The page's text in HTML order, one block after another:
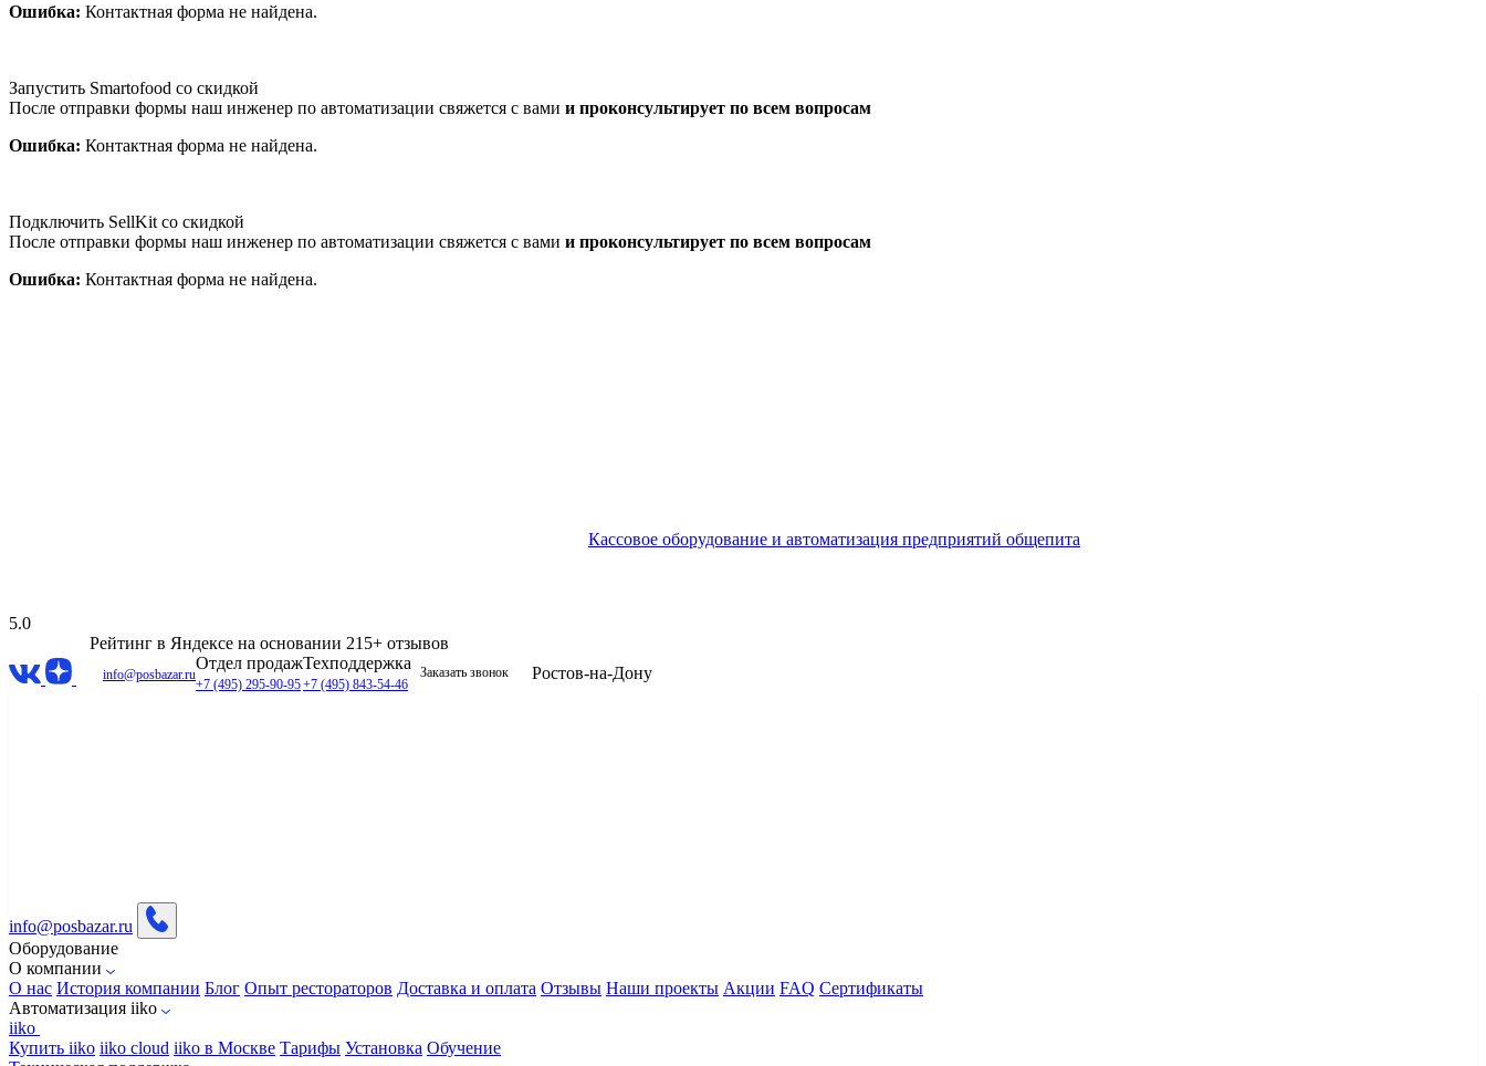
Ошибка: Контактная форма не найдена.
Запустить Smartofood со скидкой
После отправки формы наш инженер по автоматизации свяжется с вами и проконсультирует по всем вопросам
Ошибка: Контактная форма не найдена.
Подключить SellKit со скидкой
После отправки формы наш инженер по автоматизации свяжется с вами и проконсультирует по всем вопросам
Ошибка: Контактная форма не найдена.
Кассовое оборудование и автоматизация предприятий общепита
5.0
Рейтинг в Яндексе на основании 215+ отзывов
info@posbazar.ru
Отдел продаж
+7 (495) 295-90-95
Техподдержка
+7 (495) 843-54-46
Заказать звонок ​Ростов-на-Дону
info@posbazar.ru
Оборудование
О компании
О нас История компании Блог Опыт рестораторов Доставка и оплата Отзывы Наши проекты Акции FAQ Сертификаты
Автоматизация iiko
iiko
Купить iiko iiko cloud iiko в Москве Тарифы Установка Обучение